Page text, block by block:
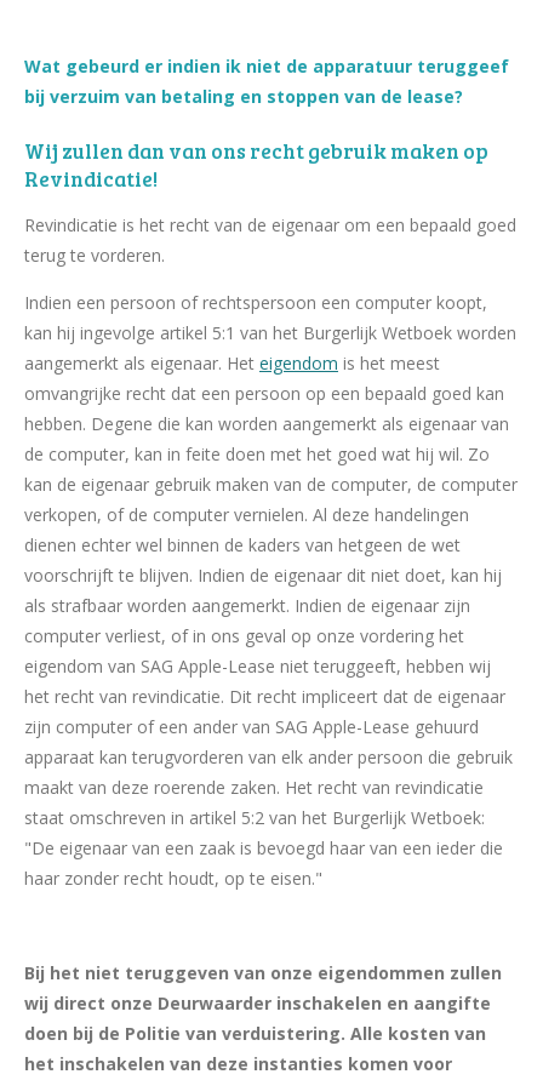
Wat gebeurd er indien ik niet de apparatuur teruggeef
bij verzuim van betaling en stoppen van de lease?
Wij zullen dan van ons recht gebruik maken op
Revindicatie!
Revindicatie is het recht van de eigenaar om een bepaald goed
terug te vorderen.
Indien een persoon of rechtspersoon een computer koopt,
kan hij ingevolge artikel 5:1 van het Burgerlijk Wetboek worden
aangemerkt als eigenaar. Het eigendom is het meest
omvangrijke recht dat een persoon op een bepaald goed kan
hebben. Degene die kan worden aangemerkt als eigenaar van
de computer, kan in feite doen met het goed wat hij wil. Zo
kan de eigenaar gebruik maken van de computer, de computer
verkopen, of de computer vernielen. Al deze handelingen
dienen echter wel binnen de kaders van hetgeen de wet
voorschrijft te blijven. Indien de eigenaar dit niet doet, kan hij
als strafbaar worden aangemerkt. Indien de eigenaar zijn
computer verliest, of in ons geval op onze vordering het
eigendom van SAG Apple-Lease niet teruggeeft, hebben wij
het recht van revindicatie. Dit recht impliceert dat de eigenaar
zijn computer of een ander van SAG Apple-Lease gehuurd
apparaat kan terugvorderen van elk ander persoon die gebruik
maakt van deze roerende zaken. Het recht van revindicatie
staat omschreven in artikel 5:2 van het Burgerlijk Wetboek:
"De eigenaar van een zaak is bevoegd haar van een ieder die
haar zonder recht houdt, op te eisen."
Bij het niet teruggeven van onze eigendommen zullen
wij direct onze Deurwaarder inschakelen en aangifte
doen bij de Politie van verduistering. Alle kosten van
het inschakelen van deze instanties komen voor